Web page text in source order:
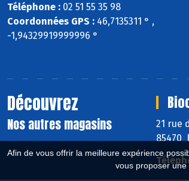
Afin de vous offrir la meilleure expérience
vous proposer
Téléphone : 02 51 55 35 98
Coordonnées GPS : 46,7135311 ° ,
-1,94329919999996 °
Découvrez
Nos autres magasins
21 rue
85470